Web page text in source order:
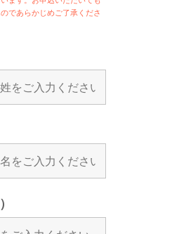
であらかじめご了承くださ